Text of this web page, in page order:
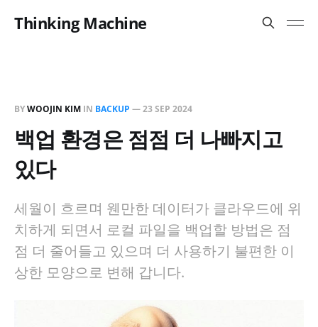
Thinking Machine
BYWOOJIN KIM IN BACKUP —23 SEP 2024
백업 환경은 점점 더 나빠지고
있다
세월이 흐르며 웬만한 데이터가 클라우드에 위
치하게 되면서 로컬 파일을 백업할 방법은 점
점 더 줄어들고 있으며 더 사용하기 불편한 이
상한 모양으로 변해 갑니다.